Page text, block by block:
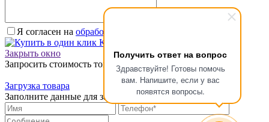
Получить ответ на вопрос
Здравствуйте! Готовы помочь
вам. Напишите, если у вас
появятся вопросы.
Я согласен на обработку персональных данных.
Купить в один клик
Закрыть окно
Запросить стоимость товара
Загрузка товара
Заполните данные для запроса цены